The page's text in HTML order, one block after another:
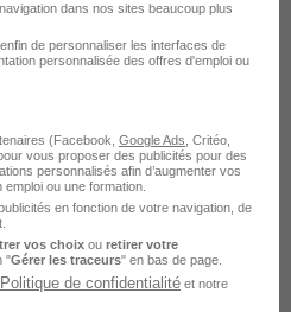
dans nos sites beaucoup plus
de personnaliser les interfaces de
personnalisée des offres d'emploi ou
(Facebook, Google Ads , Critéo,
vous proposer des publicités pour des
personnalisés afin d’augmenter vos
ou une formation.
en fonction de votre navigation, de
vos choix ou retirer votre
"Gérer les traceurs" en bas de page.
Politique de confidentialité et notre